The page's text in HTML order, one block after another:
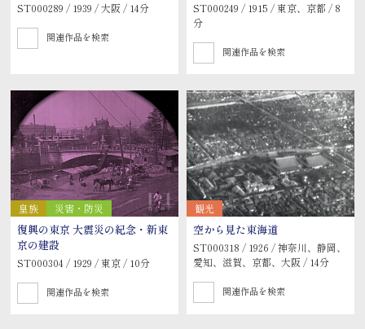
ST000289 / 1939 / 大阪 / 14分
関連作品を検索
ST000249 / 1915 / 東京、京都 / 8
分
関連作品を検索
皇族 災害・防災
復興の東京 大震災の紀念・新東
京の建設
ST000304 / 1929 / 東京 / 10分
関連作品を検索
観光
空から見た東海道
ST000318 / 1926 / 神奈川、静岡、
愛知、滋賀、京都、大阪 / 14分
関連作品を検索